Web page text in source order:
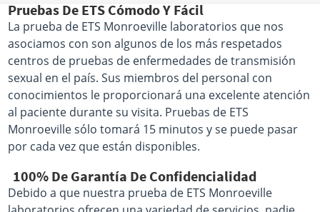
Pruebas De ETS Cómodo Y Fácil
La prueba de ETS Monroeville laboratorios que nos
asociamos con son algunos de los más respetados
centros de pruebas de enfermedades de transmisión
sexual en el país. Sus miembros del personal con
conocimientos le proporcionará una excelente atención
al paciente durante su visita. Pruebas de ETS
Monroeville sólo tomará 15 minutos y se puede pasar
por cada vez que están disponibles.
100% De Garantía De Confidencialidad
Debido a que nuestra prueba de ETS Monroeville